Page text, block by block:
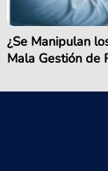
¿Se Manipulan
Mala Gestión de